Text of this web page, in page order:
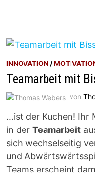
INNOVATION/
Teamarbeit mit
von
…ist der Kuchen! Ihr
in derTeamarbeit
sich wechselseitig
und
Teams erscheint